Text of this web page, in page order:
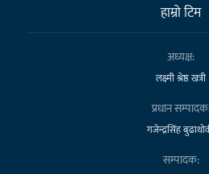
हाम्राे टिम
अध्यक्ष:
लक्ष्मी श्रेष्ठ खत्री
प्रधान
गजेन्द्रसिंह
सम्पादक: